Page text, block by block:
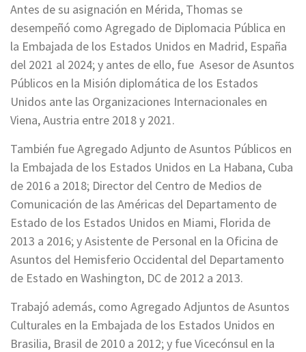
Antes de su asignación en Mérida, Thomas se
desempeñó como Agregado de Diplomacia Pública en
la Embajada de los Estados Unidos en Madrid, España
del 2021 al 2024; y antes de ello, fue Asesor de Asuntos
Públicos en la Misión diplomática de los Estados
Unidos ante las Organizaciones Internacionales en
Viena, Austria entre 2018 y 2021.
También fue Agregado Adjunto de Asuntos Públicos en
la Embajada de los Estados Unidos en La Habana, Cuba
de 2016 a 2018; Director del Centro de Medios de
Comunicación de las Américas del Departamento de
Estado de los Estados Unidos en Miami, Florida de
2013 a 2016; y Asistente de Personal en la Oficina de
Asuntos del Hemisferio Occidental del Departamento
de Estado en Washington, DC de 2012 a 2013.
Trabajó además, como Agregado Adjuntos de Asuntos
Culturales en la Embajada de los Estados Unidos en
Brasilia, Brasil de 2010 a 2012; y fue Vicecónsul en la